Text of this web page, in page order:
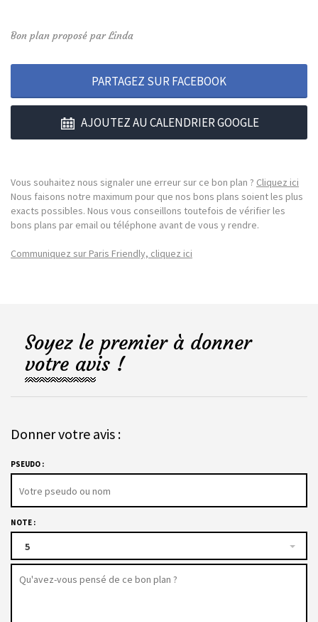
Bon plan proposé par Linda
PARTAGEZ SUR FACEBOOK
AJOUTEZ AU CALENDRIER GOOGLE
Vous souhaitez nous signaler une erreur sur ce bon plan ? Cliquez ici
Nous faisons notre maximum pour que nos bons plans soient les plus
exacts possibles. Nous vous conseillons toutefois de vérifier les
bons plans par email ou téléphone avant de vous y rendre.
Communiquez sur Paris Friendly, cliquez ici
Soyez le premier à donner
votre avis !
Donner votre avis :
PSEUDO :
NOTE :
5